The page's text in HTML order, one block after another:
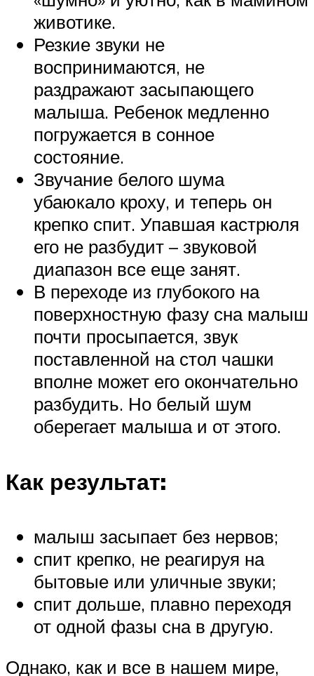
животике.
Резкие звуки не
воспринимаются, не
раздражают засыпающего
малыша. Ребенок медленно
погружается в сонное
состояние.
Звучание белого шума
убаюкало кроху, и теперь он
крепко спит. Упавшая кастрюля
его не разбудит – звуковой
диапазон все еще занят.
В переходе из глубокого на
поверхностную фазу сна малыш
почти просыпается, звук
поставленной на стол чашки
вполне может его окончательно
разбудить. Но белый шум
оберегает малыша и от этого.
Как результат:
малыш засыпает без нервов;
спит крепко, не реагируя на
бытовые или уличные звуки;
спит дольше, плавно переходя
от одной фазы сна в другую.
Однако, как и все в нашем мире,